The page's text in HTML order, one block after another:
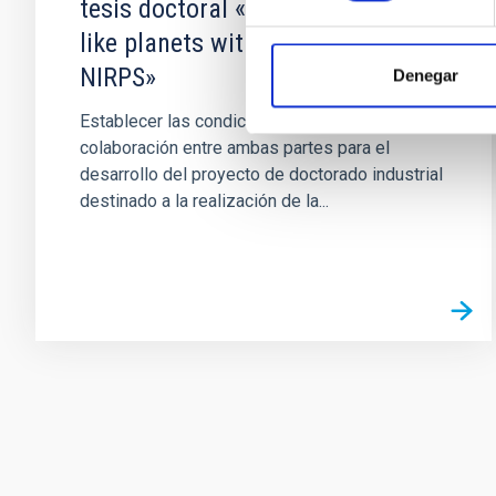
Denegar
tesis doctoral «Habitable Earth-
like planets with ESPRESSO and
NIRPS»
Establecer las condiciones que rigen la
colaboración entre ambas partes para el
desarrollo del proyecto de doctorado industrial
destinado a la realización de la...